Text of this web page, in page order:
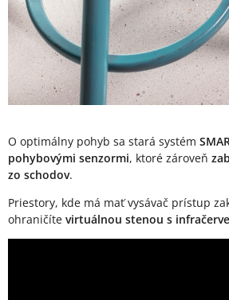
O optimálny pohyb sa stará systém
pohybovými senzormi, ktoré zároveň
zo schodov.
Priestory, kde má mať vysávač prístup
ohraničíte virtuálnou stenou s